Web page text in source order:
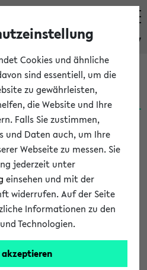
eKVV
2026:
(06.08.26)
'Alle Studierenden':
der Universität Bielefeld
für Abschlussarbeiten. Sie
Cookies und ähnliche
sind essentiell, um die
zu gewährleisten,
die Website und Ihre
Falls Sie zustimmen,
und Daten auch, um Ihre
Webseite zu messen. Sie
jederzeit unter
einsehen und mit der
widerrufen. Auf der Seite
Informationen zu den
Technologien.
akzeptieren